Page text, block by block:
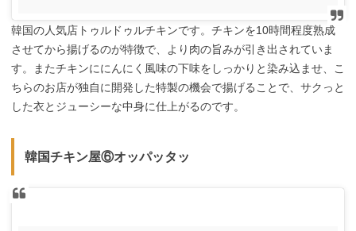
韓国の人気店トゥルドゥルチキンです。チキンを10時間程度熟成
させてから揚げるのが特徴で、より肉の旨みが引き出されていま
す。またチキンににんにく風味の下味をしっかりと染み込ませ、こ
ちらのお店が独自に開発した特製の機会で揚げることで、サクっと
した衣とジューシーな中身に仕上がるのです。
韓国チキン屋⑥オッパッタッ